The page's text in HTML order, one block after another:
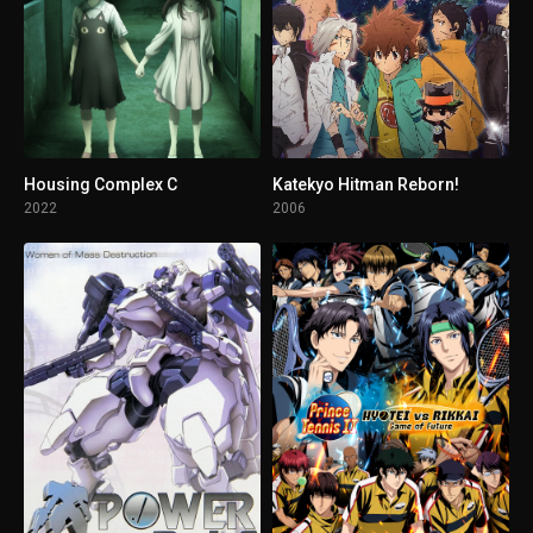
1 - 12 An Explosion on This Wonderful World!
Housing Complex C
2022
Katekyo Hitman Reborn!
2006